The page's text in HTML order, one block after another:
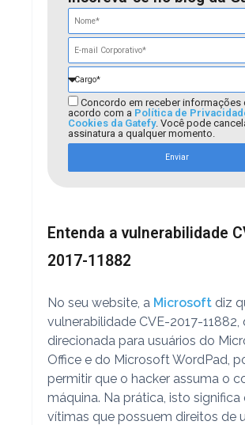
Concordo em receber informações
acordo com a Política de
Cookies da Gatefy. Você pode
assinatura a qualquer momento.
Enviar
Entenda a vulnerabilidade
2017-11882
No seu website, a Microsoftdiz
vulnerabilidade CVE-2017-11882,
direcionada para usuários do
Office e do Microsoft WordPad,
permitir que o hacker assuma o
máquina. Na prática, isto significa
vítimas que possuem direitos de